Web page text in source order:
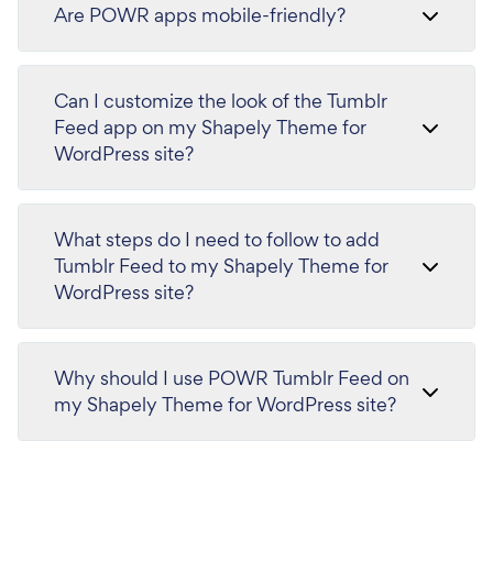
Are POWR apps mobile-friendly?
Can I customize the look of the Tumblr
Feed app on my Shapely Theme for
WordPress site?
What steps do I need to follow to add
Tumblr Feed to my Shapely Theme for
WordPress site?
Why should I use POWR Tumblr Feed on
my Shapely Theme for WordPress site?